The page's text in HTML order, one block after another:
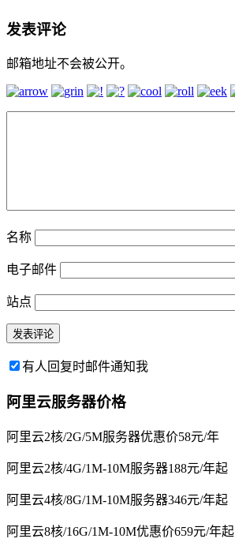
发表评论
邮箱地址不会被公开。
名称
电子邮件
站点
有人回复时邮件通知我
阿里云服务器价格
阿里云2核/2G/5M服务器优惠价58元/年
阿里云2核/4G/1M-10M服务器188元/年起
阿里云4核/8G/1M-10M服务器346元/年起
阿里云8核/16G/1M-10M优惠价659元/年起